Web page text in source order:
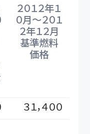
２０１２年１
０月～２０１
２年１２月
基準燃料
価格
３１，４００